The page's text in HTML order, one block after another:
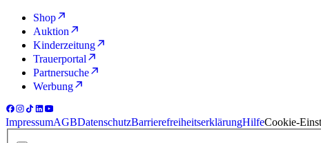
Shop
Auktion
Kinderzeitung
Trauerportal
Partnersuche
Werbung
ImpressumAGBDatenschutzBarrierefreiheitserklärungHilfeCookie-